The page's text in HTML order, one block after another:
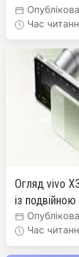
Час
Огляд vivo
із
Час